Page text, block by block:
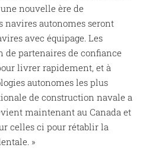
nouvelle ère de
autonomes seront
avec équipage. Les
de partenaires de confiance
livrer rapidement, et à
autonomes les plus
de construction navale a
maintenant au Canada et
celles ci pour rétablir la
»